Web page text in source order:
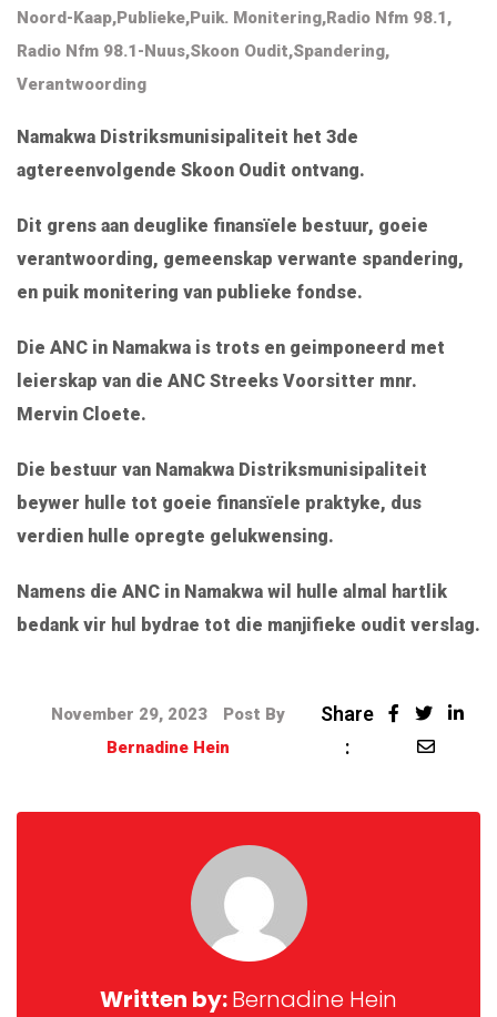
Noord-Kaap,Publieke,Puik. Monitering,Radio Nfm 98.1,
Radio Nfm 98.1-Nuus,Skoon Oudit,Spandering,
Verantwoording
Namakwa Distriksmunisipaliteit het 3de
agtereenvolgende Skoon Oudit ontvang.
Dit grens aan deuglike finansïele bestuur, goeie
verantwoording, gemeenskap verwante spandering,
en puik monitering van publieke fondse.
Die ANC in Namakwa is trots en geimponeerd met
leierskap van die ANC Streeks Voorsitter mnr.
Mervin Cloete.
Die bestuur van Namakwa Distriksmunisipaliteit
beywer hulle tot goeie finansïele praktyke, dus
verdien hulle opregte gelukwensing.
Namens die ANC in Namakwa wil hulle almal hartlik
bedank vir hul bydrae tot die manjifieke oudit verslag.
November 29, 2023
Post By
Bernadine Hein
Share
:
Written by:Bernadine Hein